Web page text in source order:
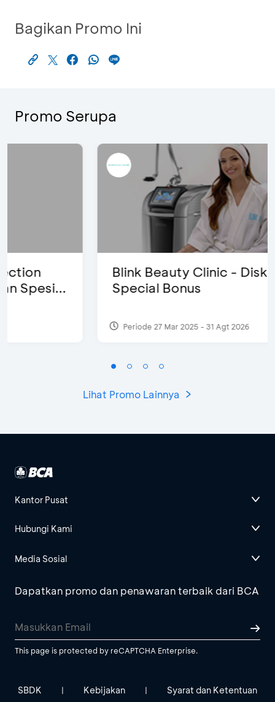
Bagikan Promo Ini
Promo Serupa
Blink Beauty Clinic - Diskon 25% &
Special Bonus
Periode 27 Mar 2025 - 31 Agt 2026
Lihat Promo Lainnya
Kantor Pusat
Hubungi Kami
Media Sosial
Dapatkan promo dan penawaran terbaik dari BCA
This page is protected by reCAPTCHA Enterprise.
SBDK | Kebijakan | Syarat dan Ketentuan